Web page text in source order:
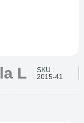
L
SKU :
2015-41